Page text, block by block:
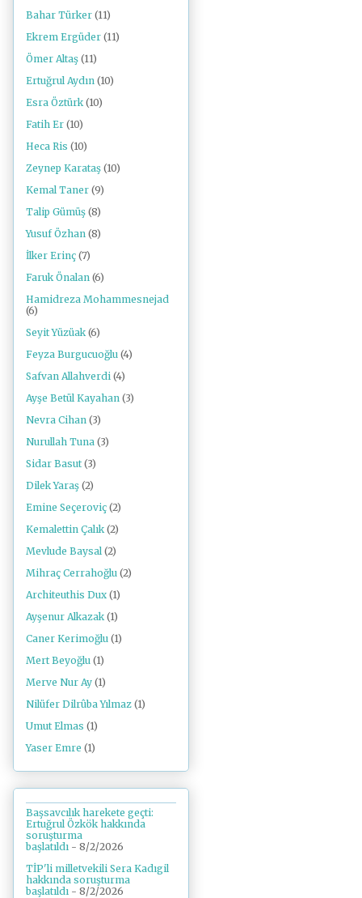
Bahar Türker (11)
Ekrem Ergüder (11)
Ömer Altaş (11)
Ertuğrul Aydın (10)
Esra Öztürk (10)
Fatih Er (10)
Heca Ris (10)
Zeynep Karataş (10)
Kemal Taner (9)
Talip Gümüş (8)
Yusuf Özhan (8)
İlker Erinç (7)
Faruk Önalan (6)
Hamidreza Mohammesnejad
(6)
Seyit Yüzüak (6)
Feyza Burgucuoğlu (4)
Safvan Allahverdi (4)
Ayşe Betül Kayahan (3)
Nevra Cihan (3)
Nurullah Tuna (3)
Sidar Basut (3)
Dilek Yaraş (2)
Emine Seçeroviç (2)
Kemalettin Çalık (2)
Mevlude Baysal (2)
Mihraç Cerrahoğlu (2)
Architeuthis Dux (1)
Ayşenur Alkazak (1)
Caner Kerimoğlu (1)
Mert Beyoğlu (1)
Merve Nur Ay (1)
Nilüfer Dilrûba Yılmaz (1)
Umut Elmas (1)
Yaser Emre (1)
Başsavcılık harekete geçti:
Ertuğrul Özkök hakkında
soruşturma
başlatıldı - 8/2/2026
TİP'li milletvekili Sera Kadıgil
hakkında soruşturma
başlatıldı - 8/2/2026